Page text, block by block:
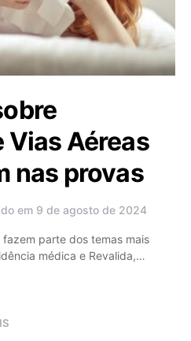
Vias Aéreas
nas provas
em 9 de agosto de 2024
parte dos temas mais
médica e Revalida,…